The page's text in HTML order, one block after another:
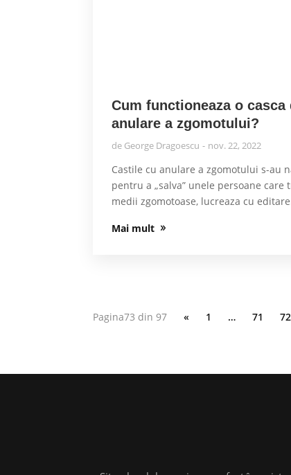
Cum functioneaza o casca
anulare a zgomotului?
de George Dragoescu nov. 22, 2022
Castile cu anulare a zgomotului s-au
pentru a „salva” unele persoane care
medii zgomotoase, lucreaza cu
Mai mult
Pagina73 din 97 « 1 … 71 72